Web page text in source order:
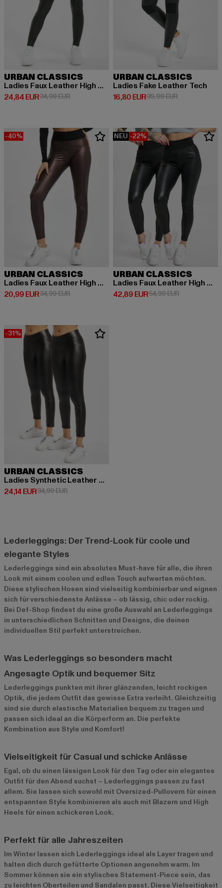
URBAN CLASSICS
Ladies Faux Leather High Waist
24,84 EUR
Derzeitiger Preis: 24,84 EUR
34,99 EURAktionspreis: 34,99 EUR
URBAN CLASSICS
Ladies Fake Leather Tech
16,80 EUR
Derzeitiger Preis: 16,80 EUR
39,99 EURAktionspreis:
-40%
URBAN CLASSICS
Ladies Faux Leather High Waist
20,99 EUR
Derzeitiger Preis: 20,99 EUR
34,99 EURAktionspreis: 34,99 EUR
NEU -22%
URBAN CLASSICS
Ladies Faux Leather High Waist 2-Pack
42,89 EUR
Derzeitiger Preis: 42,89 EUR
54,99 EURAktionspreis:
-31%
URBAN CLASSICS
Ladies Synthetic Leather 2-Pack
24,14 EUR
Derzeitiger Preis: 24,14 EUR
34,99 EURAktionspreis: 34,99 EUR
Lederleggings: Der Trend-Look für coole und
elegante Styles
Lederleggings sind ein absolutes Must-have für alle, die ihren
Look mit einem coolen und edlen Touch aufwerten möchten.
Diese stylischen Hosen sind vielseitig kombinierbar und eignen
sich für verschiedenste Anlässe – ob lässig, chic oder rockig.
Bei Def-Shop findest du eine große Auswahl an Lederleggings
in unterschiedlichen Schnitten und Designs, die deinen
individuellen Stil perfekt unterstreichen.
Was Lederleggings so besonders macht
Angesagte Optik und bequemer Sitz
Lederleggings punkten mit ihrer glänzenden, leicht rockigen
Optik, die jedem Outfit das gewisse Extra verleiht. Gleichzeitig
sind sie durch elastische Materialien bequem zu tragen und
passen sich ideal an die Körperform an. Die perfekte
Kombination aus Style und Komfort!
Vielseitigkeit für Casual und schicke Anlässe
Egal, ob du einen lässigen Look für den Tag oder ein elegantes
Outfit für den Abend suchst – Lederleggings passen zu fast
allem. Sie lassen sich sowohl mit Oversized-Pullovern für einen
entspannten Style kombinieren als auch mit Blazern und High
Heels für einen schickeren Look.
Perfekt für alle Jahreszeiten
Im Winter lassen sich Lederleggings ideal als Layer tragen und
halten dich durch gefütterte Optionen angenehm warm. Im
Sommer können sie ein stylisches Statement-Piece sein, das
zu leichten Oberteilen und Sandalen passt. Diese Vielseitigkeit